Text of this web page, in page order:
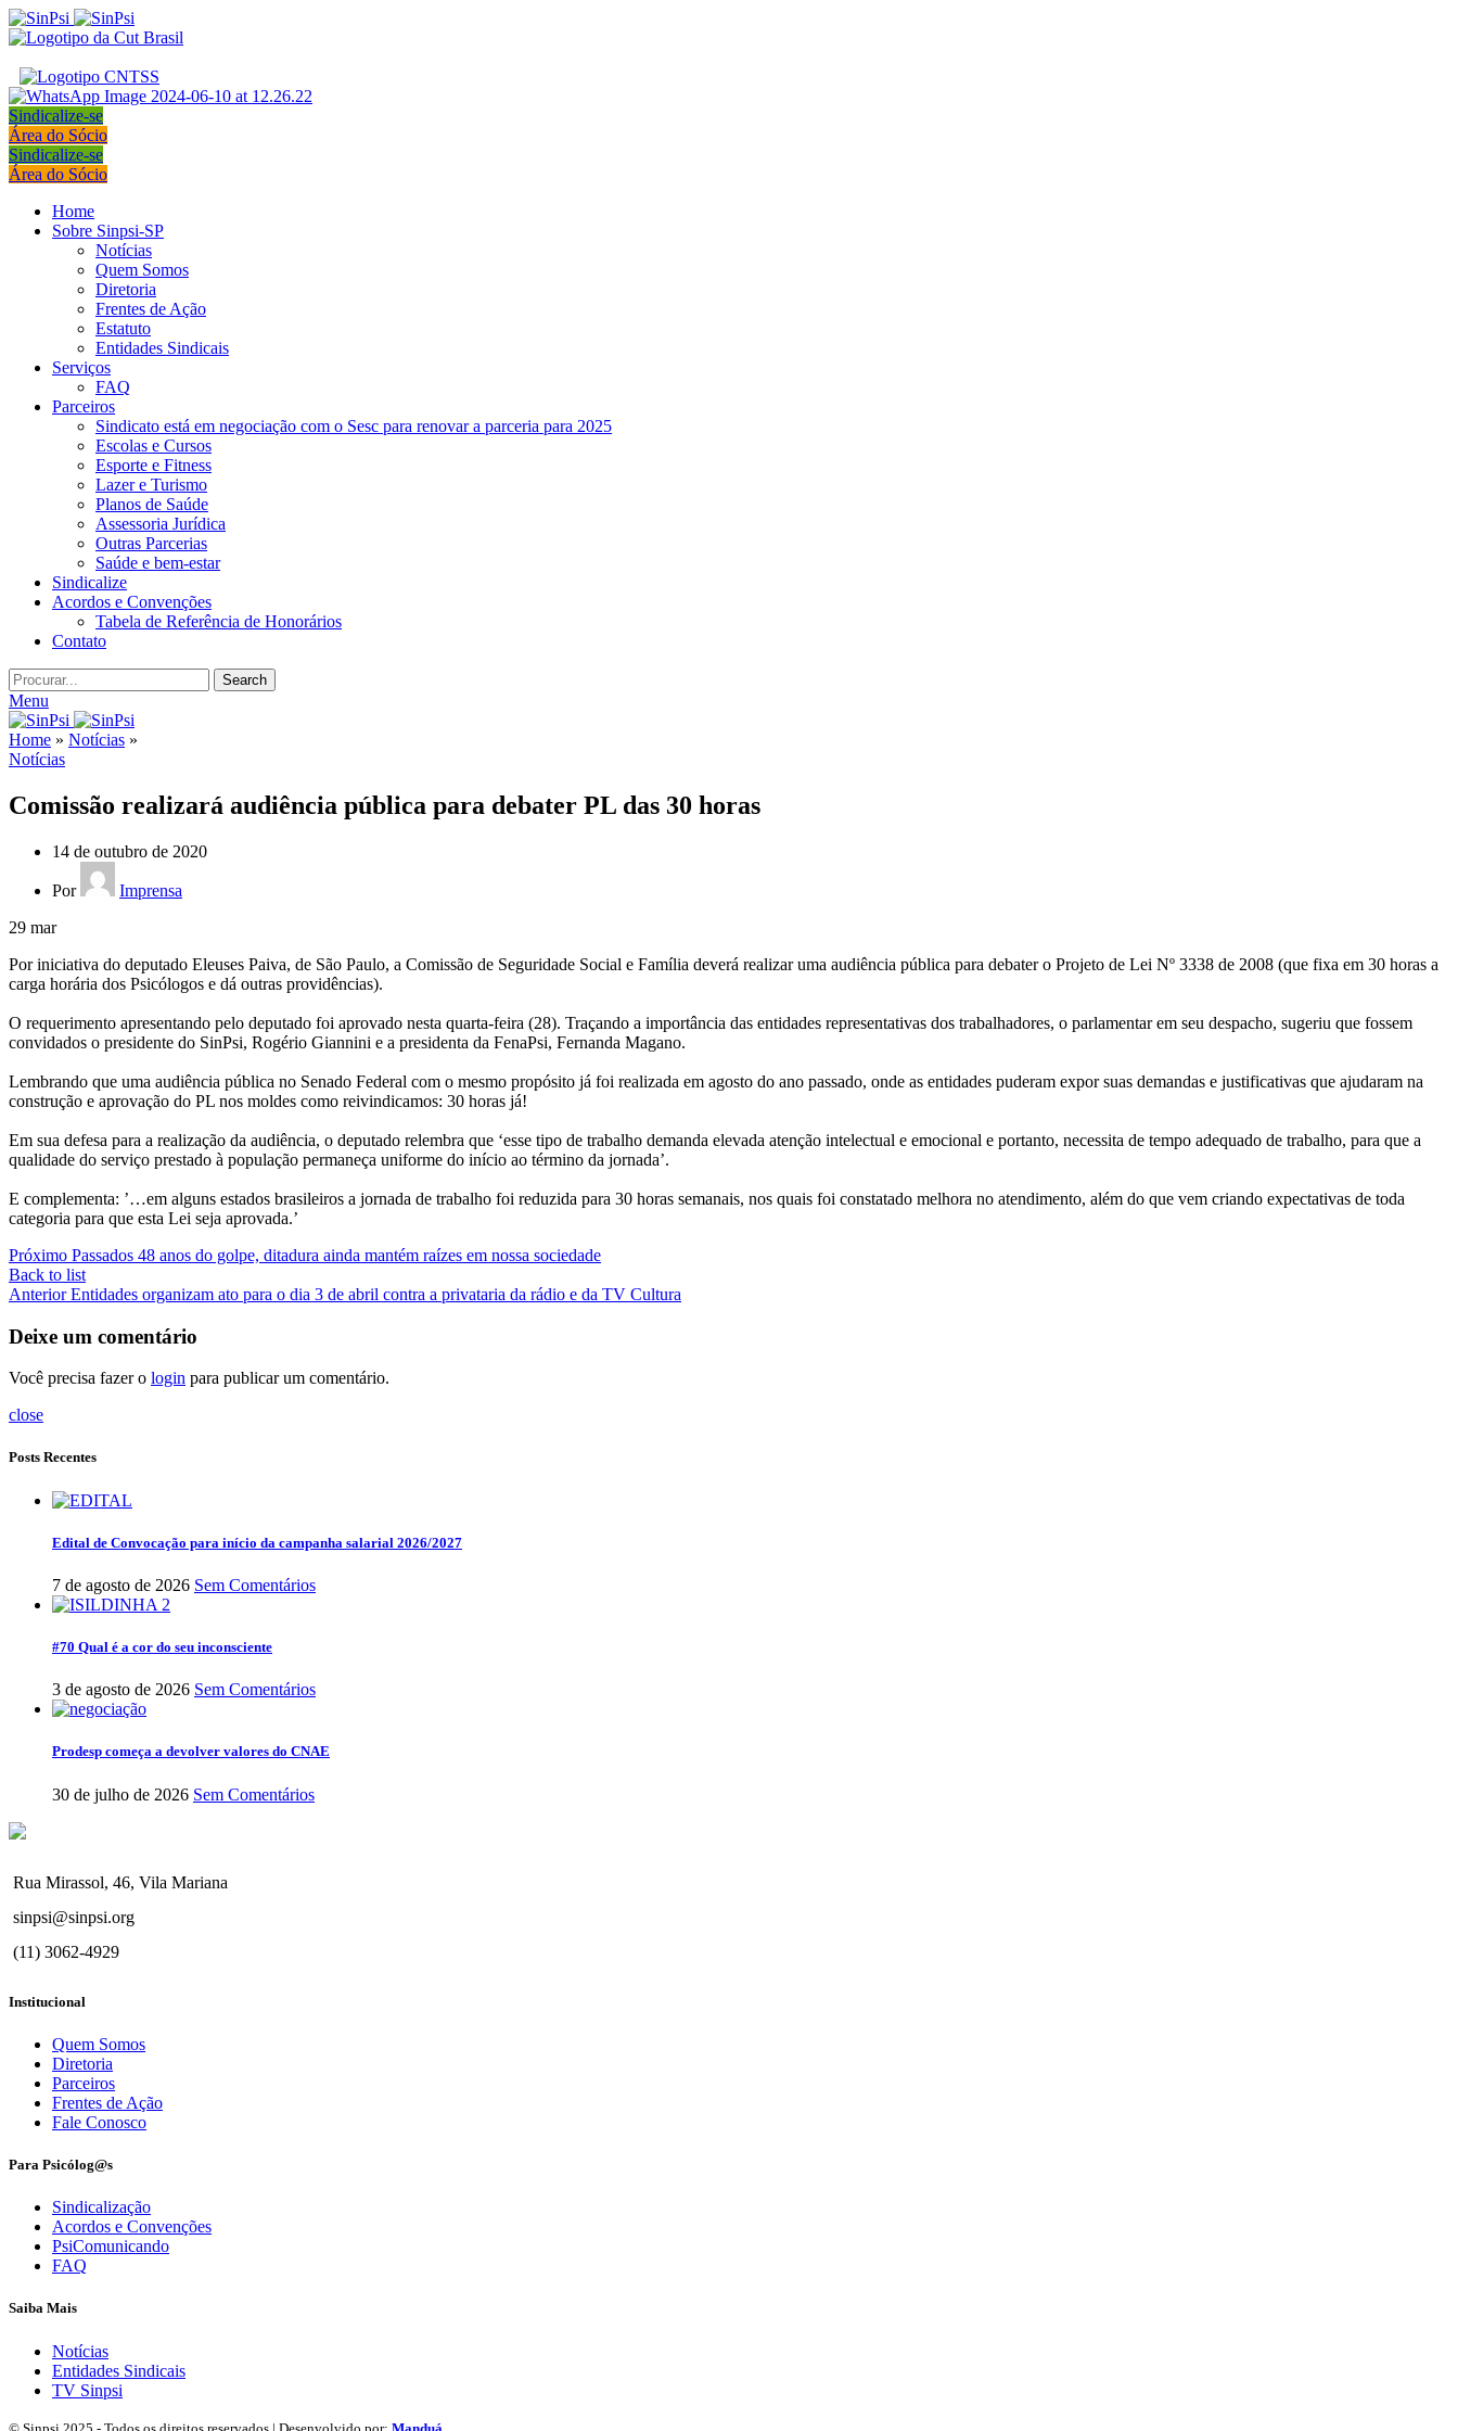
Sindicalize-se
Área do Sócio
Sindicalize-se
Área do Sócio
Home
Sobre Sinpsi-SP
Notícias
Quem Somos
Diretoria
Frentes de Ação
Estatuto
Entidades Sindicais
Serviços
FAQ
Parceiros
Sindicato está em negociação com o Sesc para renovar a parceria para 2025
Escolas e Cursos
Esporte e Fitness
Lazer e Turismo
Planos de Saúde
Assessoria Jurídica
Outras Parcerias
Saúde e bem-estar
Sindicalize
Acordos e Convenções
Tabela de Referência de Honorários
Contato
Search
Menu
Home » Notícias »
Notícias
Comissão realizará audiência pública para debater PL das 30 horas
14 de outubro de 2020
Por
Imprensa
29 mar
Por iniciativa do deputado Eleuses Paiva, de São Paulo, a Comissão de Seguridade Social e Família deverá realizar uma audiência pública para debater o Projeto de Lei Nº 3338 de 2008 (que fixa em 30 horas a
carga horária dos Psicólogos e dá outras providências).
O requerimento apresentando pelo deputado foi aprovado nesta quarta-feira (28). Traçando a importância das entidades representativas dos trabalhadores, o parlamentar em seu despacho, sugeriu que fossem
convidados o presidente do SinPsi, Rogério Giannini e a presidenta da FenaPsi, Fernanda Magano.
Lembrando que uma audiência pública no Senado Federal com o mesmo propósito já foi realizada em agosto do ano passado, onde as entidades puderam expor suas demandas e justificativas que ajudaram na
construção e aprovação do PL nos moldes como reivindicamos: 30 horas já!
Em sua defesa para a realização da audiência, o deputado relembra que ‘esse tipo de trabalho demanda elevada atenção intelectual e emocional e portanto, necessita de tempo adequado de trabalho, para que a
qualidade do serviço prestado à população permaneça uniforme do início ao término da jornada’.
E complementa: ’…em alguns estados brasileiros a jornada de trabalho foi reduzida para 30 horas semanais, nos quais foi constatado melhora no atendimento, além do que vem criando expectativas de toda
categoria para que esta Lei seja aprovada.’
Próximo Passados 48 anos do golpe, ditadura ainda mantém raízes em nossa sociedade
Back to list
Anterior Entidades organizam ato para o dia 3 de abril contra a privataria da rádio e da TV Cultura
Deixe um comentário
Você precisa fazer o login para publicar um comentário.
close
Posts Recentes
Edital de Convocação para início da campanha salarial 2026/2027
7 de agosto de 2026 Sem Comentários
#70 Qual é a cor do seu inconsciente
3 de agosto de 2026 Sem Comentários
Prodesp começa a devolver valores do CNAE
30 de julho de 2026 Sem Comentários
Rua Mirassol, 46, Vila Mariana
sinpsi@sinpsi.org
(11) 3062-4929
Institucional
Quem Somos
Diretoria
Parceiros
Frentes de Ação
Fale Conosco
Para Psicólog@s
Sindicalização
Acordos e Convenções
PsiComunicando
FAQ
Saiba Mais
Notícias
Entidades Sindicais
TV Sinpsi